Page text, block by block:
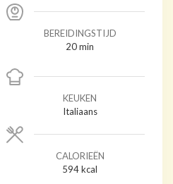
BEREIDINGSTIJD
20minuten
min
KEUKEN
Italiaans
CALORIEËN
594kcal